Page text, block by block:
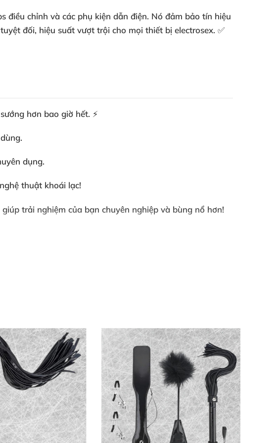
điều chỉnh và các phụ kiện dẫn điện. Nó đảm bảo tín hiệu
đối, hiệu suất vượt trội cho mọi thiết bị electrosex. ✅
hơn bao giờ hết. ⚡
dụng.
thuật khoái lạc!
trải nghiệm của bạn chuyên nghiệp và bùng nổ hơn!
Glycerin, Ethyl Hydroxybenzoate, Ethanol – Lành tính,
stimulator và tận hưởng ngay! 🚀